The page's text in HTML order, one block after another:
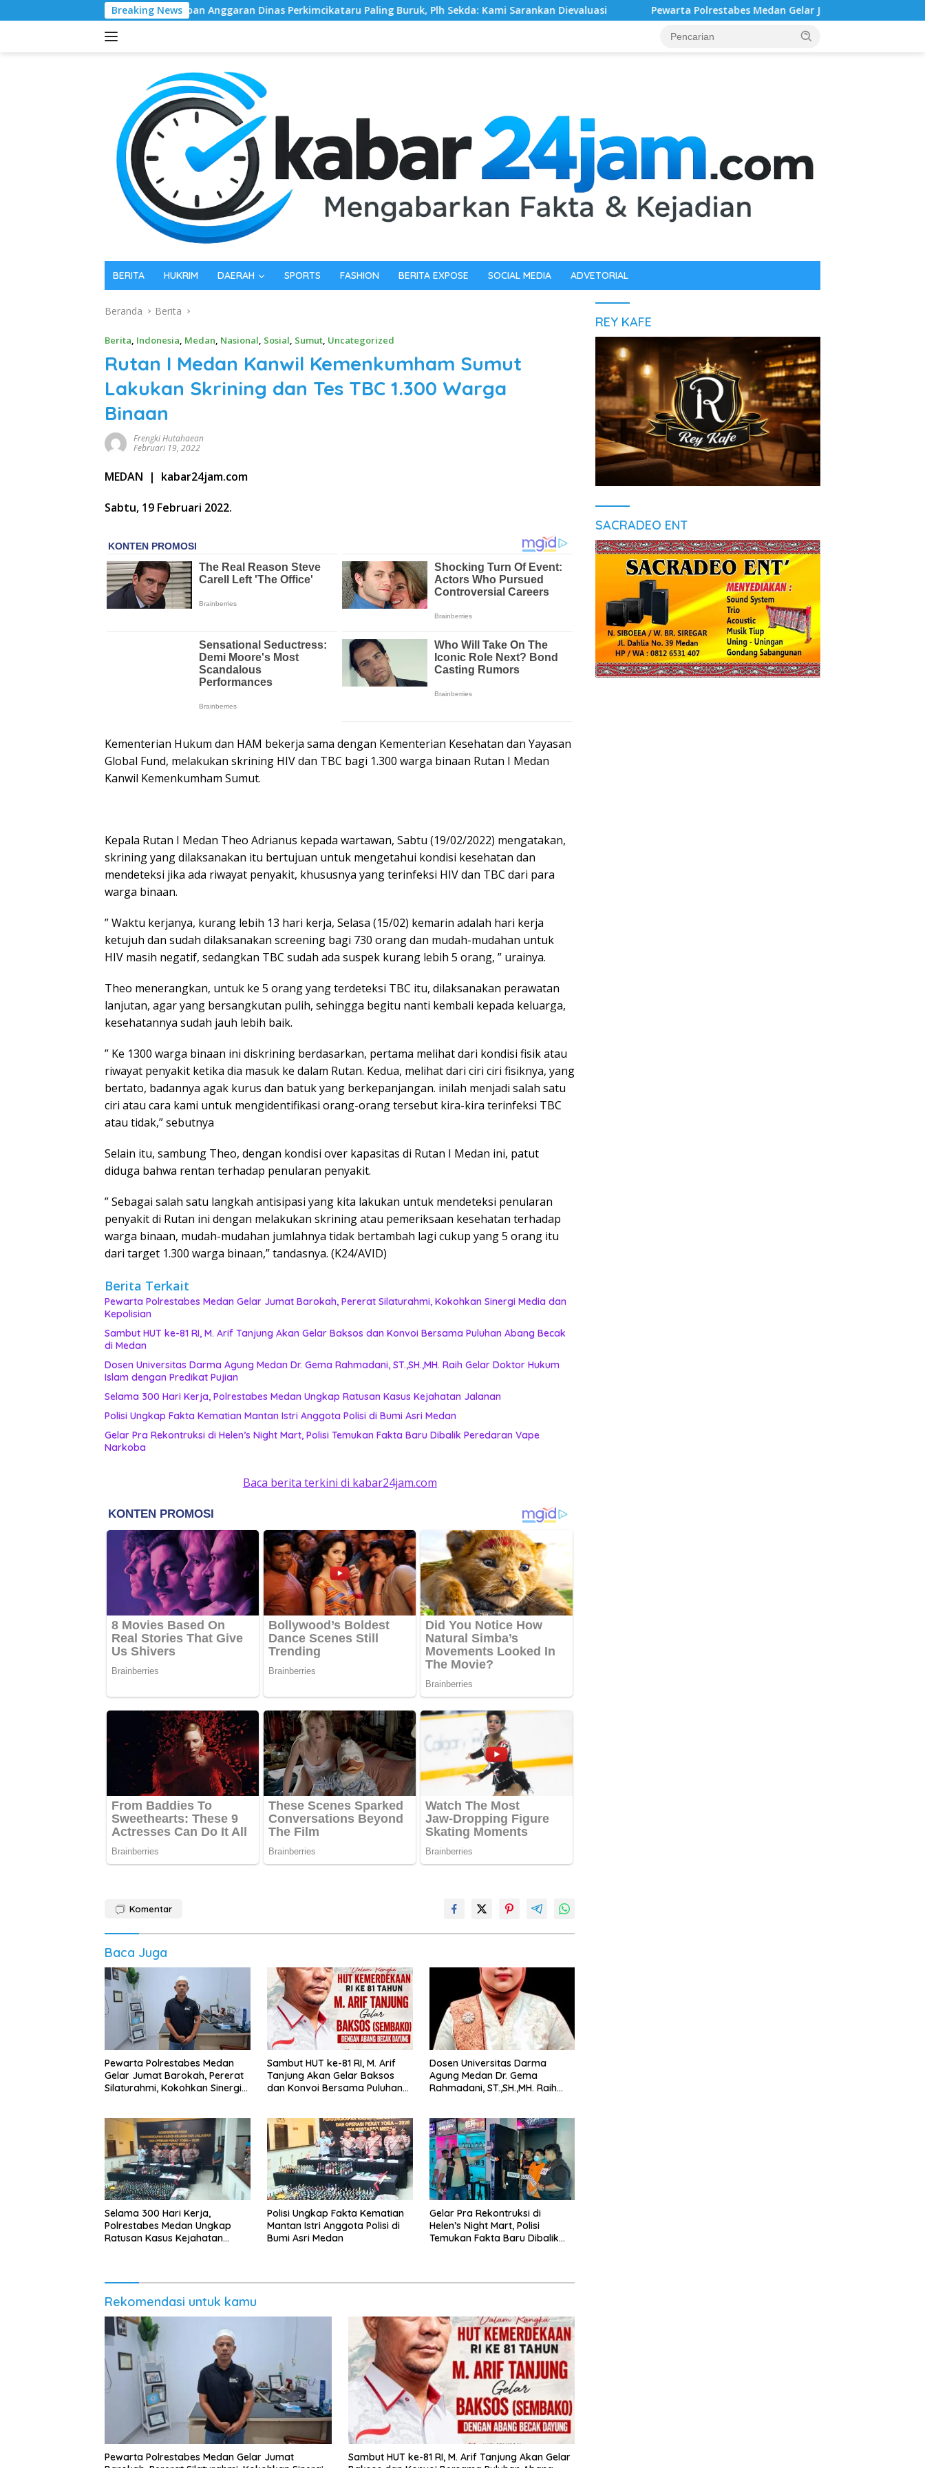
ke
Breaking News
Serapan Anggaran Dinas Perkimcikataru Paling Buruk, Plh Sekda: Kami Sarankan Dievaluasi Pewarta Polrestabes Medan Gelar Jumat Barokah, Pererat Silaturahmi,
BERITA HUKRIM DAERAH SPORTS FASHION BERITA EXPOSE SOCIAL MEDIA ADVETORIAL
Beranda Berita
Berita, Indonesia, Medan, Nasional, Sosial, Sumut, Uncategorized
Rutan I Medan Kanwil Kemenkumham Sumut
Lakukan Skrining dan Tes TBC 1.300 Warga
Binaan
Frengki Hutahaean
Februari 19, 2022
MEDAN | kabar24jam.com
Sabtu, 19 Februari 2022.
Kementerian Hukum dan HAM bekerja sama dengan Kementerian Kesehatan dan Yayasan
Global Fund, melakukan skrining HIV dan TBC bagi 1.300 warga binaan Rutan I Medan
Kanwil Kemenkumham Sumut.
Kepala Rutan I Medan Theo Adrianus kepada wartawan, Sabtu (19/02/2022) mengatakan,
skrining yang dilaksanakan itu bertujuan untuk mengetahui kondisi kesehatan dan
mendeteksi jika ada riwayat penyakit, khususnya yang terinfeksi HIV dan TBC dari para
warga binaan.
” Waktu kerjanya, kurang lebih 13 hari kerja, Selasa (15/02) kemarin adalah hari kerja
ketujuh dan sudah dilaksanakan screening bagi 730 orang dan mudah-mudahan untuk
HIV masih negatif, sedangkan TBC sudah ada suspek kurang lebih 5 orang, ” urainya.
Theo menerangkan, untuk ke 5 orang yang terdeteksi TBC itu, dilaksanakan perawatan
lanjutan, agar yang bersangkutan pulih, sehingga begitu nanti kembali kepada keluarga,
kesehatannya sudah jauh lebih baik.
” Ke 1300 warga binaan ini diskrining berdasarkan, pertama melihat dari kondisi fisik atau
riwayat penyakit ketika dia masuk ke dalam Rutan. Kedua, melihat dari ciri ciri fisiknya, yang
bertato, badannya agak kurus dan batuk yang berkepanjangan. inilah menjadi salah satu
ciri atau cara kami untuk mengidentifikasi orang-orang tersebut kira-kira terinfeksi TBC
atau tidak,” sebutnya
Selain itu, sambung Theo, dengan kondisi over kapasitas di Rutan I Medan ini, patut
diduga bahwa rentan terhadap penularan penyakit.
” Sebagai salah satu langkah antisipasi yang kita lakukan untuk mendeteksi penularan
penyakit di Rutan ini dengan melakukan skrining atau pemeriksaan kesehatan terhadap
warga binaan, mudah-mudahan jumlahnya tidak bertambah lagi cukup yang 5 orang itu
dari target 1.300 warga binaan,” tandasnya. (K24/AVID)
Berita Terkait
Pewarta Polrestabes Medan Gelar Jumat Barokah, Pererat Silaturahmi, Kokohkan Sinergi Media dan
Kepolisian
‎Sambut HUT ke-81 RI, M. Arif Tanjung Akan Gelar Baksos dan Konvoi Bersama Puluhan Abang Becak
di Medan
Dosen Universitas Darma Agung Medan Dr. Gema Rahmadani, ST.,SH.,MH. Raih Gelar Doktor Hukum
Islam dengan Predikat Pujian
Selama 300 Hari Kerja, Polrestabes Medan Ungkap Ratusan Kasus Kejahatan Jalanan
Polisi Ungkap Fakta Kematian Mantan Istri Anggota Polisi di Bumi Asri Medan
Gelar Pra Rekontruksi di Helen’s Night Mart, Polisi Temukan Fakta Baru Dibalik Peredaran Vape
Narkoba
Baca berita terkini di kabar24jam.com
Komentar
Baca Juga
Pewarta Polrestabes Medan
Gelar Jumat Barokah, Pererat
Silaturahmi, Kokohkan Sinergi
‎Sambut HUT ke-81 RI, M. Arif
Tanjung Akan Gelar Baksos
dan Konvoi Bersama Puluhan
Dosen Universitas Darma
Agung Medan Dr. Gema
Rahmadani, ST.,SH.,MH. Raih
Selama 300 Hari Kerja,
Polrestabes Medan Ungkap
Ratusan Kasus Kejahatan
Polisi Ungkap Fakta Kematian
Mantan Istri Anggota Polisi di
Bumi Asri Medan
Gelar Pra Rekontruksi di
Helen’s Night Mart, Polisi
Temukan Fakta Baru Dibalik
Rekomendasi untuk kamu
Pewarta Polrestabes Medan Gelar Jumat
‎Sambut HUT ke-81 RI, M. Arif Tanjung Akan Gelar
REY KAFE
SACRADEO ENT